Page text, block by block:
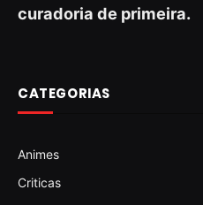
curadoria de primeira.
CATEGORIAS
Animes
Criticas